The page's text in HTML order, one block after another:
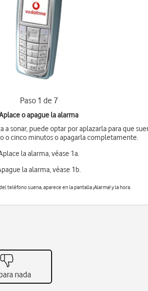
Paso 1 de 7
o apague la alarma
a sonar, puede optar por aplazarla para que
o cinco minutos o apagarla completamente.
la alarma, véase 1a.
la alarma, véase 1b.
teléfono suena, aparece en la pantalla¡Alarma!y la hora.
nada